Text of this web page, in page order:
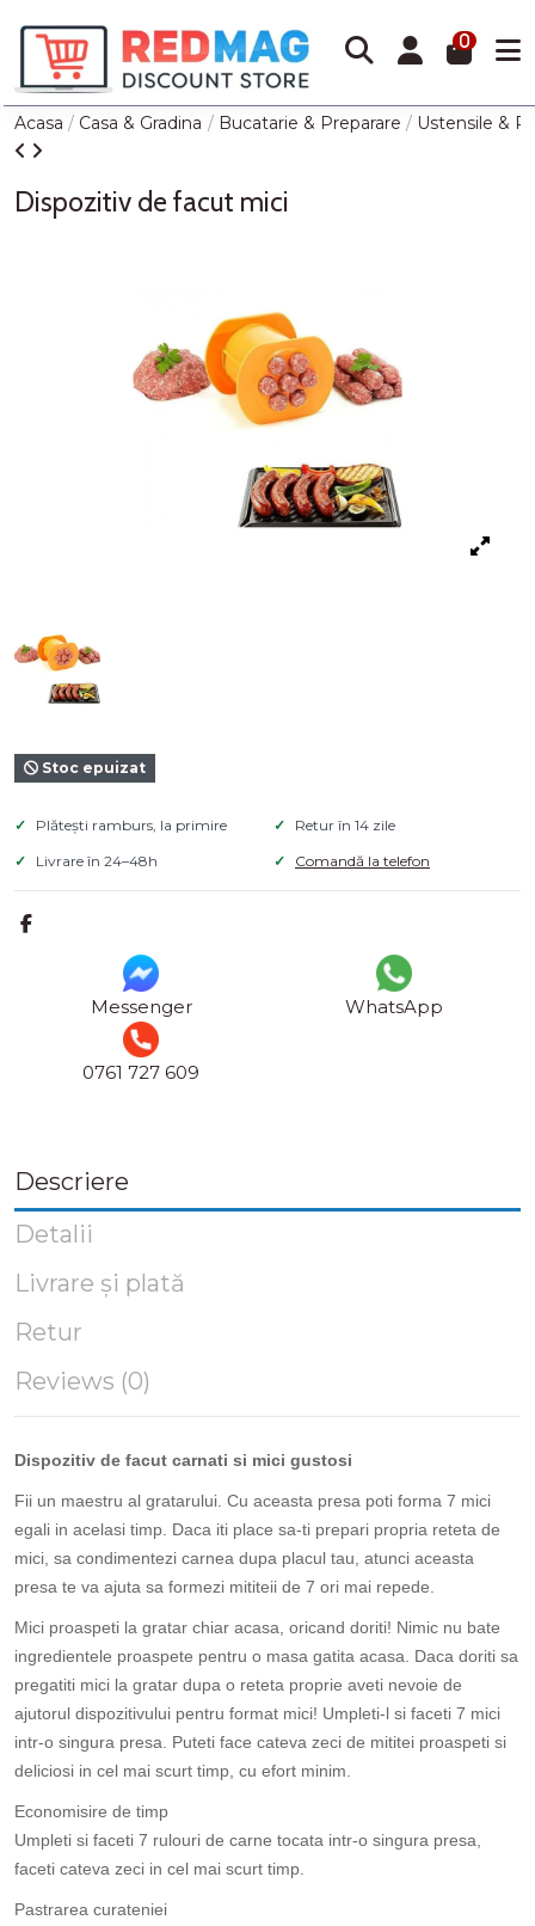
0
Acasa Casa & Gradina Bucatarie & Preparare Ustensile &
Dispozitiv de facut mici
Stoc epuizat
Plătești ramburs, la primire
Retur în 14 zile
Livrare în 24–48h
Comandă la telefon
Messenger WhatsApp
0761 727 609
Descriere
Detalii
Livrare și plată
Retur
Reviews (0)
Dispozitiv de facut carnati si mici gustosi
Fii un maestru al gratarului. Cu aceasta presa poti forma 7 mici
egali in acelasi timp. Daca iti place sa-ti prepari propria reteta de
mici, sa condimentezi carnea dupa placul tau, atunci aceasta
presa te va ajuta sa formezi mititeii de 7 ori mai repede.
Mici proaspeti la gratar chiar acasa, oricand doriti! Nimic nu bate
ingredientele proaspete pentru o masa gatita acasa. Daca doriti sa
pregatiti mici la gratar dupa o reteta proprie aveti nevoie de
ajutorul dispozitivului pentru format mici! Umpleti-l si faceti 7 mici
intr-o singura presa. Puteti face cateva zeci de mititei proaspeti si
deliciosi in cel mai scurt timp, cu efort minim.
Economisire de timp
Umpleti si faceti 7 rulouri de carne tocata intr-o singura presa,
faceti cateva zeci in cel mai scurt timp.
Pastrarea curateniei